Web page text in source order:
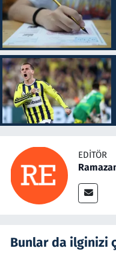
EDITÖR
Bunlar da ilginizi